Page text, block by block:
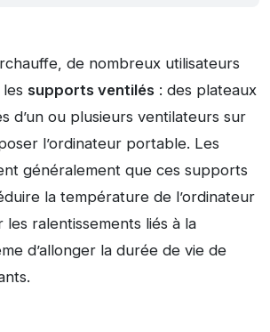
de nombreux utilisateurs
supports ventilés : des plateaux
d’un ou plusieurs ventilateurs sur
l’ordinateur portable. Les
généralement que ces supports
la température de l’ordinateur
les ralentissements liés à la
d’allonger la durée de vie de